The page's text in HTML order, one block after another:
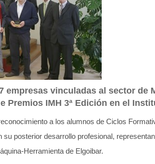
empresas vinculadas al sector de
Premios IMH 3ª Edición en el
a los alumnos de Ciclos
su posterior desarrollo profesional,
Herramienta de Elgoibar.